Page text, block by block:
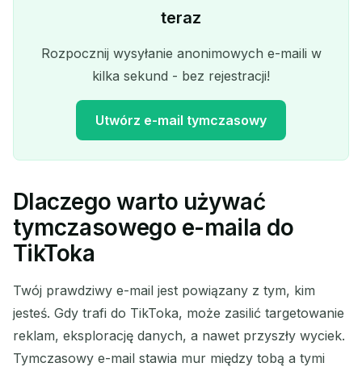
teraz
Rozpocznij wysyłanie anonimowych e-maili w
kilka sekund - bez rejestracji!
Utwórz e-mail tymczasowy
Twój tymczasowy adres e-
mail:
Dlaczego warto używać
tymczasowego e-maila do
TikToka
Twój prawdziwy e-mail jest powiązany z tym, kim
jesteś. Gdy trafi do TikToka, może zasilić targetowanie
reklam, eksplorację danych, a nawet przyszły wyciek.
Tymczasowy e-mail stawia mur między tobą a tymi